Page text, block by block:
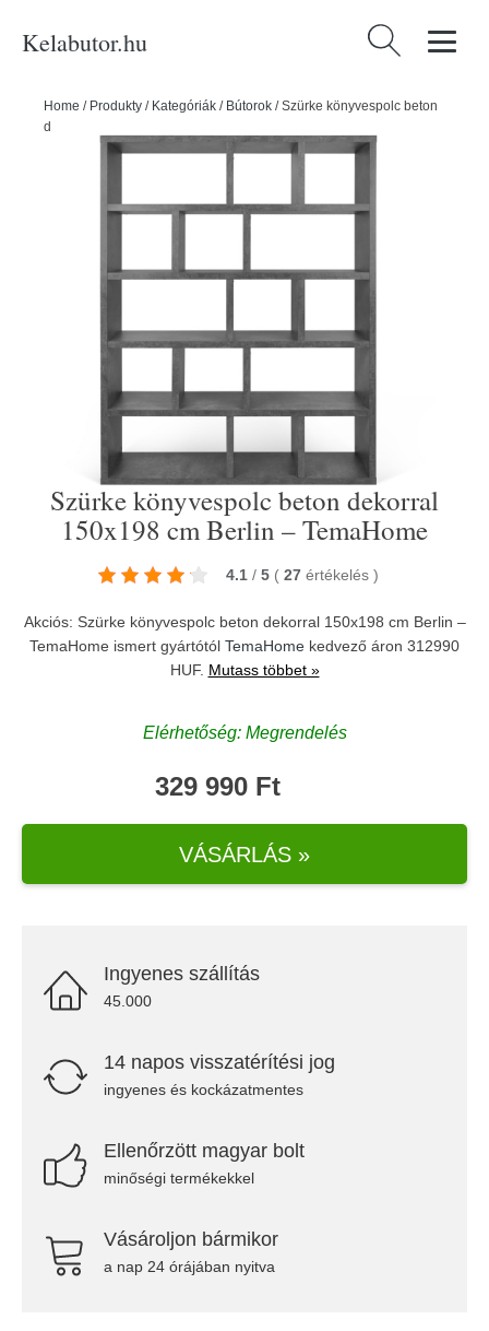
Kelabutor.hu Keresés:
Home / Produkty / Kategóriák / Bútorok /Szürke könyvespolc beton
dekorral 150x198 cm Berlin – TemaHome
Szürke könyvespolc beton dekorral
150x198 cm Berlin – TemaHome
4.1 / 5 ( 27 értékelés )
Akciós: Szürke könyvespolc beton dekorral 150x198 cm Berlin –
TemaHome ismert gyártótól TemaHome kedvező áron 312990
HUF. Mutass többet »
Elérhetőség: Megrendelés
329 990 Ft
VÁSÁRLÁS »
Ingyenes szállítás
45.000
14 napos visszatérítési jog
ingyenes és kockázatmentes
Ellenőrzött magyar bolt
minőségi termékekkel
Vásároljon bármikor
a nap 24 órájában nyitva